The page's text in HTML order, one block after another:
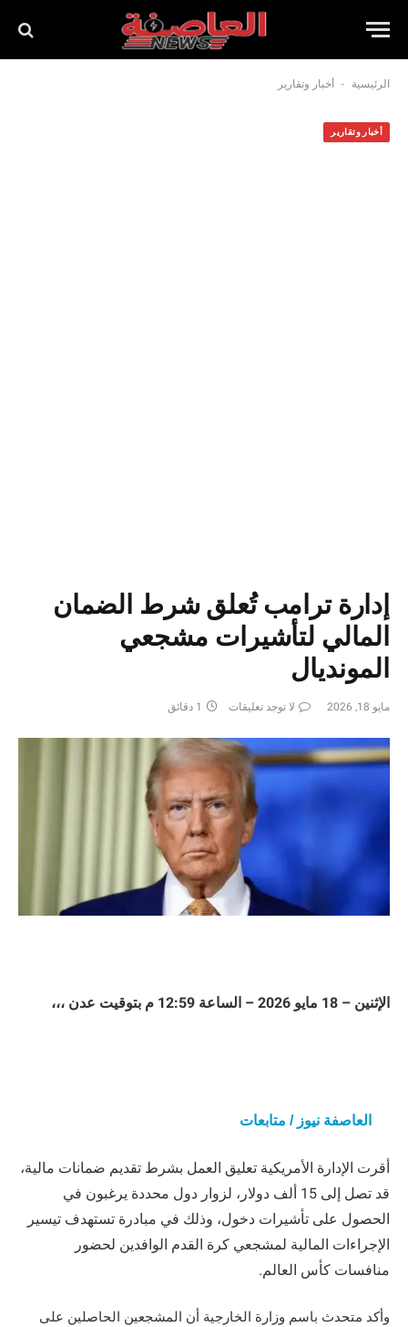
الرئيسية - أخبار وتقارير
أخبار وتقارير
إدارة ترامب تُعلق شرط الضمان
المالي لتأشيرات مشجعي
المونديال
مايو 18, 2026 لا توجد تعليقات 1 دقائق
الإثنين – 18 مايو 2026 – الساعة 12:59 م بتوقيت عدن ،،،
العاصفة نيوز / متابعات
أقرت الإدارة الأمريكية تعليق العمل بشرط تقديم ضمانات مالية،
قد تصل إلى 15 ألف دولار، لزوار دول محددة يرغبون في
الحصول على تأشيرات دخول، وذلك في مبادرة تستهدف تيسير
الإجراءات المالية لمشجعي كرة القدم الوافدين لحضور
منافسات كأس العالم.
وأكد متحدث باسم وزارة الخارجية أن المشجعين الحاصلين على